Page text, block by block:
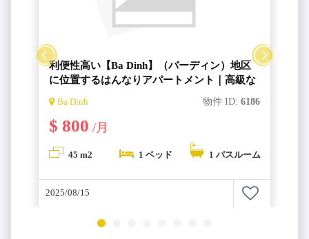
利便性高い【Ba Dinh】（バーディン）地区
に位置するはんなりアパートメント｜高級な
タジオタイプの７０２号室【Hannari
Apartment】
Ba Dinh 物件 ID: 6186
$ 800 /月
45 m2 1 ベッド 1 バスルーム
2025/08/15